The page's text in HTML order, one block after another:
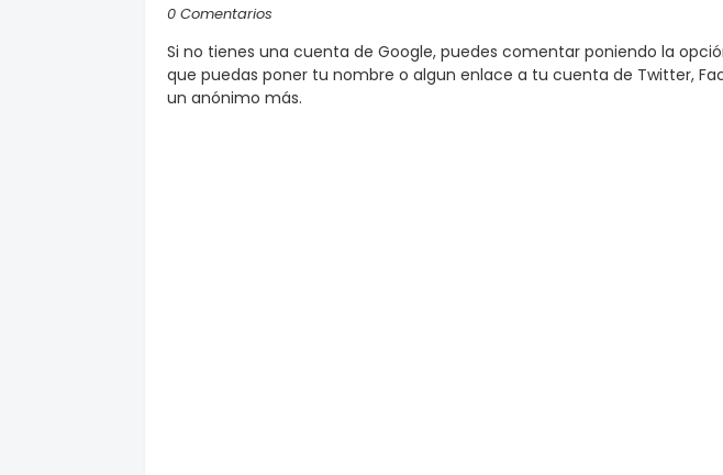
0 Comentarios
Si no tienes una cuenta de Google, puedes comentar poniendo la
que puedas poner tu nombre o algun enlace a tu cuenta de Twitter,
un anónimo más.